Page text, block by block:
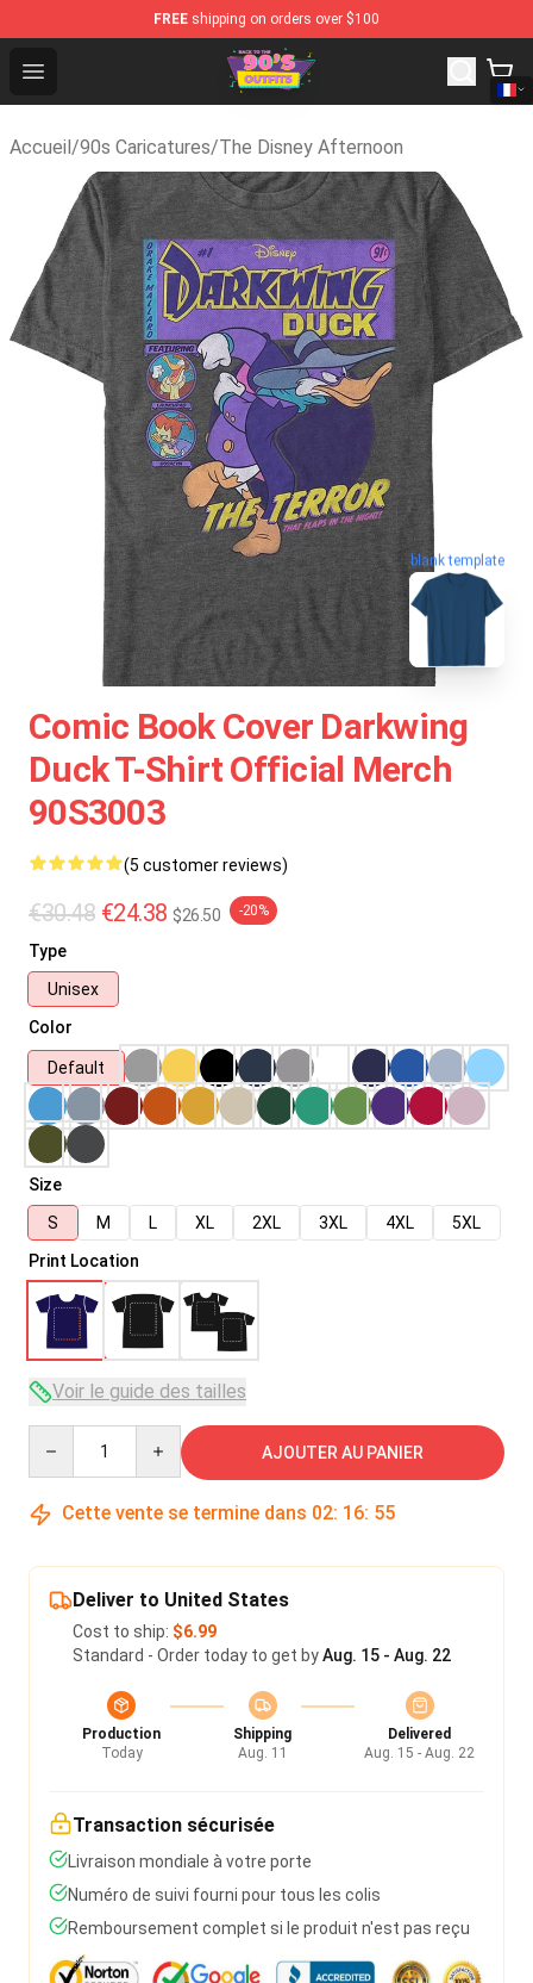
FREE shipping on orders over $100
Open menu
90s Outfits Store - Official 90s Outfits Merchandise
Accueil/90s Caricatures/The Disney Afternoon
blank template
Comic Book Cover Darkwing
Duck T-Shirt Official Merch
90S3003
(5 customer reviews)
€30.48 €24.38 $26.50 -20%
Type
Unisex
Color
Default
Size
S
M L XL 2XL 3XL 4XL
5XL
Print Location
Voir le guide des tailles
AJOUTER AU PANIER
Cette vente se termine dans 02: 16: 54
Deliver to United States
Cost to ship: $6.99
Standard - Order today to get byAug. 15 - Aug. 22
Production
Today
Shipping
Aug. 11
Delivered
Aug. 15 - Aug. 22
Transaction sécurisée
Livraison mondiale à votre porte
Numéro de suivi fourni pour tous les colis
Remboursement complet si le produit n'est pas reçu